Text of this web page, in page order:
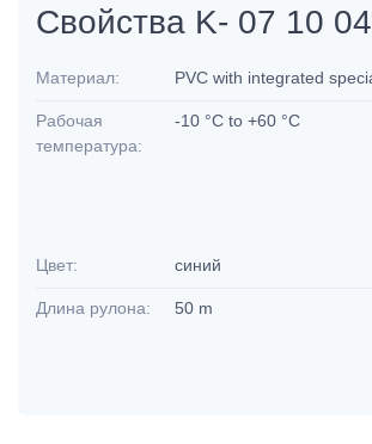
Свойства K- 07 10
Материал: PVC with integrated
Рабочая
температура:
-10 °C to +60 °C
Цвет: синий
Длина рулона: 50 m